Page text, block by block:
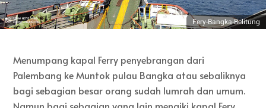
Fery-Bangka-Belitung
Menumpang kapal Ferry penyebrangan dari
Palembang ke Muntok pulau Bangka atau sebaliknya
bagi sebagian besar orang sudah lumrah dan umum.